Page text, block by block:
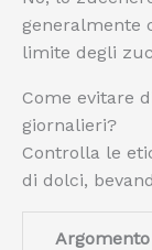
generalmente
limite degli
Come evitare
giornalieri?
Controlla le
di dolci,
Argomento